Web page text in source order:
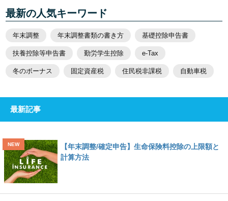
最新の人気キーワード
年末調整 年末調整書類の書き方 基礎控除申告書
扶養控除等申告書 勤労学生控除 e-Tax
冬のボーナス 固定資産税 住民税非課税 自動車税
最新記事
【年末調整/確定申告】生命保険料控除の上限額と
計算方法